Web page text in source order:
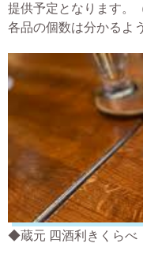
提供予定となります。
各品の個数は分かるよ
◆蔵元 四酒利きくらべ